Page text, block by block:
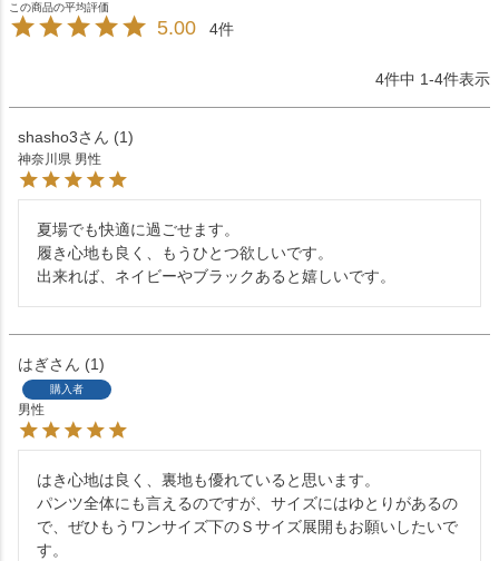
5.00 4
4件中 1-4件表示
shasho3 1
神奈川県 男性
夏場でも快適に過ごせます。
履き心地も良く、もうひとつ欲しいです。
出来れば、ネイビーやブラックあると嬉しいです。
はぎ 1
購入者
男性
はき心地は良く、裏地も優れていると思います。
パンツ全体にも言えるのですが、サイズにはゆとりがあるの
で、ぜひもうワンサイズ下のＳサイズ展開もお願いしたいで
す。